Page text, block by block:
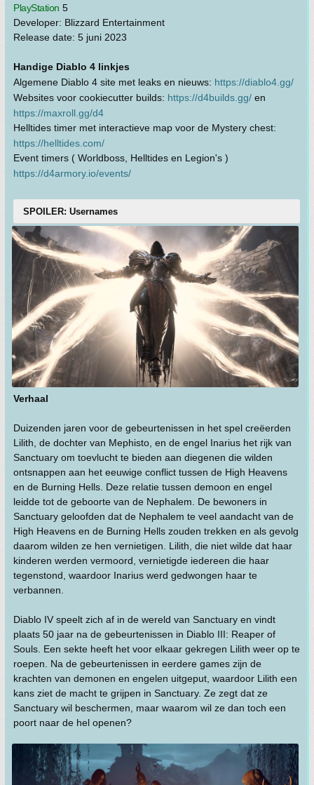
PlayStation 5
Developer: Blizzard Entertainment
Release date: 5 juni 2023
Handige Diablo 4 linkjes
Algemene Diablo 4 site met leaks en nieuws: https://diablo4.gg/
Websites voor cookiecutter builds: https://d4builds.gg/ en
https://maxroll.gg/d4
Helltides timer met interactieve map voor de Mystery chest:
https://helltides.com/
Event timers ( Worldboss, Helltides en Legion's )
https://d4armory.io/events/
SPOILER: Usernames
Verhaal
Duizenden jaren voor de gebeurtenissen in het spel creëerden
Lilith, de dochter van Mephisto, en de engel Inarius het rijk van
Sanctuary om toevlucht te bieden aan diegenen die wilden
ontsnappen aan het eeuwige conflict tussen de High Heavens
en de Burning Hells. Deze relatie tussen demoon en engel
leidde tot de geboorte van de Nephalem. De bewoners in
Sanctuary geloofden dat de Nephalem te veel aandacht van de
High Heavens en de Burning Hells zouden trekken en als gevolg
daarom wilden ze hen vernietigen. Lilith, die niet wilde dat haar
kinderen werden vermoord, vernietigde iedereen die haar
tegenstond, waardoor Inarius werd gedwongen haar te
verbannen.
Diablo IV speelt zich af in de wereld van Sanctuary en vindt
plaats 50 jaar na de gebeurtenissen in Diablo III: Reaper of
Souls. Een sekte heeft het voor elkaar gekregen Lilith weer op te
roepen. Na de gebeurtenissen in eerdere games zijn de
krachten van demonen en engelen uitgeput, waardoor Lilith een
kans ziet de macht te grijpen in Sanctuary. Ze zegt dat ze
Sanctuary wil beschermen, maar waarom wil ze dan toch een
poort naar de hel openen?